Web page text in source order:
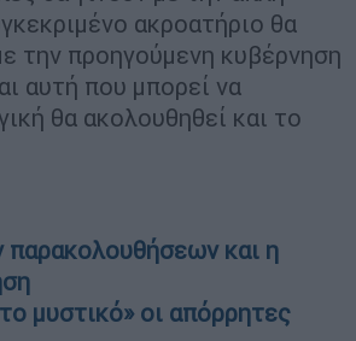
ακροατήριο θα
την προηγούμενη κυβέρνηση
αυτή που μπορεί να
θα ακολουθηθεί και το
και η
μυστικό» οι απόρρητες